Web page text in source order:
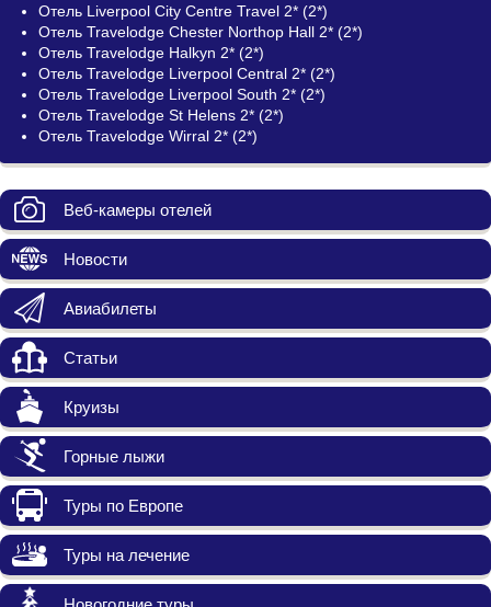
Отель Liverpool City Centre Travel 2* (2*)
Отель Travelodge Chester Northop Hall 2* (2*)
Отель Travelodge Halkyn 2* (2*)
Отель Travelodge Liverpool Central 2* (2*)
Отель Travelodge Liverpool South 2* (2*)
Отель Travelodge St Helens 2* (2*)
Отель Travelodge Wirral 2* (2*)
Веб-камеры отелей
Новости
Авиабилеты
Статьи
Круизы
Горные лыжи
Туры по Европе
Туры на лечение